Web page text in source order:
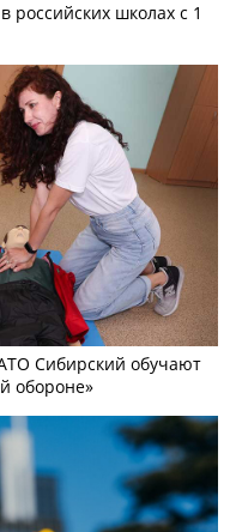
российских школах с 1
Сибирский обучают
обороне»